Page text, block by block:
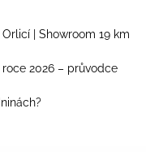
| Showroom 19 km
2026 – průvodce